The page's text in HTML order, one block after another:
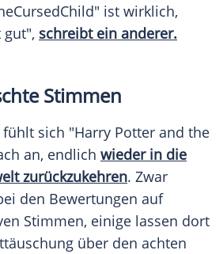
ist wirklich,
schreibt ein anderer.
Stimmen
sich "Harry Potter and the
an, endlich wieder in die
zurückzukehren. Zwar
den Bewertungen auf
Stimmen, einige lassen dort
über den achten